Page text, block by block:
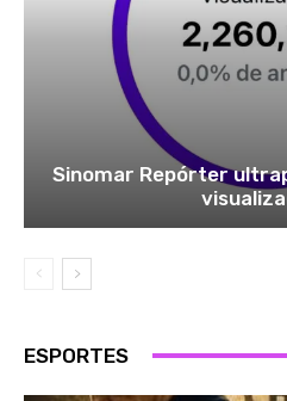
Sinomar Repórter
ESPORTES